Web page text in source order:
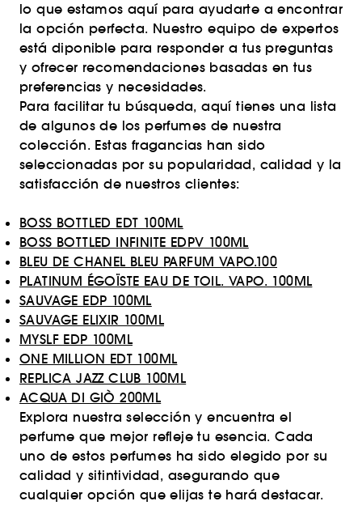
lo que estamos aquí para ayudarte a encontrar
la opción perfecta. Nuestro equipo de expertos
está diponible para responder a tus preguntas
y ofrecer recomendaciones basadas en tus
preferencias y necesidades.
Para facilitar tu búsqueda, aquí tienes una lista
de algunos de los perfumes de nuestra
colección. Estas fragancias han sido
seleccionadas por su popularidad, calidad y la
satisfacción de nuestros clientes:
BOSS BOTTLED EDT 100ML
BOSS BOTTLED INFINITE EDPV 100ML
BLEU DE CHANEL BLEU PARFUM VAPO.100
PLATINUM ÉGOÏSTE EAU DE TOIL. VAPO. 100ML
SAUVAGE EDP 100ML
SAUVAGE ELIXIR 100ML
MYSLF EDP 100ML
ONE MILLION EDT 100ML
REPLICA JAZZ CLUB 100ML
ACQUA DI GIÒ 200ML
Explora nuestra selección y encuentra el
perfume que mejor refleje tu esencia. Cada
uno de estos perfumes ha sido elegido por su
calidad y sitintividad, asegurando que
cualquier opción que elijas te hará destacar.